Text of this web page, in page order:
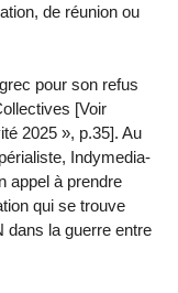
de réunion ou
pour son refus
[Voir
2025 », p.35]. Au
Indymedia-
appel à prendre
qui se trouve
dans la guerre entre